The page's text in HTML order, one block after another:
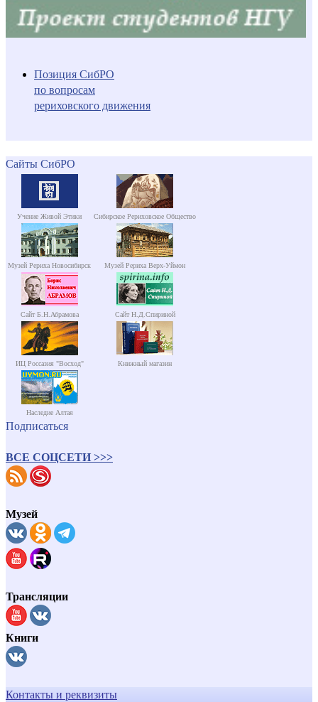
Позиция СибРО
по вопросам
рериховского движения
Сайты СибРО
Учение Живой Этики Сибирское Рериховское Общество
Музей Рериха Новосибирск Музей Рериха Верх-Уймон
Сайт Б.Н.Абрамова Сайт Н.Д.Спириной
ИЦ Россазия "Восход" Книжный магазин
Наследие Алтая
Подписаться
ВСЕ СОЦСЕТИ >>>
Музей
Трансляции
Книги
Контакты и реквизиты